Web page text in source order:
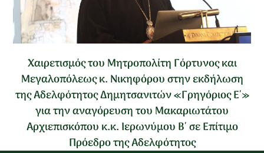
Χαιρετισμός του Μητροπολίτη Γόρτυνος και
Μεγαλοπόλεως κ. Νικηφόρου στην εκδήλωση
της Αδελφότητος Δημητσανιτών «Γρηγόριος Ε΄»
για την αναγόρευση του Μακαριωτάτου
Αρχιεπισκόπου κ.κ. Ιερωνύμου Β΄ σε Επίτιμο
Πρόεδρο της Αδελφότητος